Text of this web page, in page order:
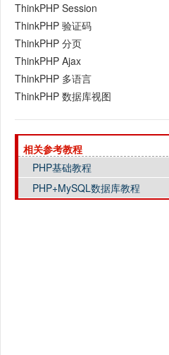
ThinkPHP Session
ThinkPHP 验证码
ThinkPHP 分页
ThinkPHP Ajax
ThinkPHP 多语言
ThinkPHP 数据库视图
相关参考教程
PHP基础教程
PHP+MySQL数据库教程